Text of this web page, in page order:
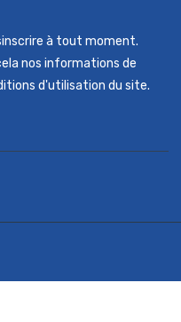
à tout moment.
nos informations de
d'utilisation du site.